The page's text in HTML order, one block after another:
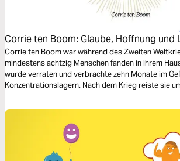
Corrie ten Boom: Glaube, Hoffnung und
Corrie ten Boom war während des Zweiten
mindestens achtzig Menschen fanden in ihrem
wurde verraten und verbrachte zehn Monate im
Konzentrationslagern. Nach dem Krieg reiste sie
Leseplan umfasst drei Kapitel aus dem
und das Corrie ten Boom Haus erfahren möchten,
www.corrietenboom.com (niederländisch und